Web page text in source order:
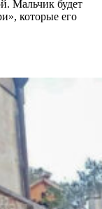
Мальчик будет
которые его